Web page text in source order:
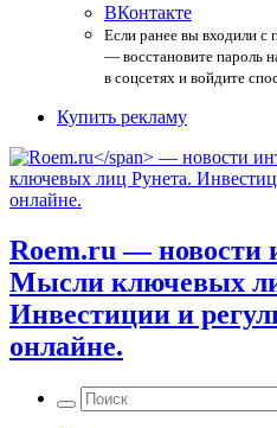
ВКонтакте
Если ранее вы входили
— восстановите пароль
в соцсетях и войдите
Купить рекламу
Roem.ru — новости
Мысли ключевых
Инвестиции и
онлайне.